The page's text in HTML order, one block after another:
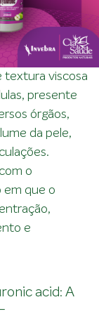
textura viscosa
presente
órgãos,
da pele,
o
em que o
e
acid: A